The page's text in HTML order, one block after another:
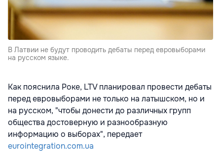
В Латвии не будут проводить дебаты перед евровыборами
на русском языке.
Как пояснила Роке, LTV планировал провести дебаты
перед евровыборами не только на латышском, но и
на русском, "чтобы донести до различных групп
общества достоверную и разнообразную
информацию о выборах", передает
eurointegration.com.ua